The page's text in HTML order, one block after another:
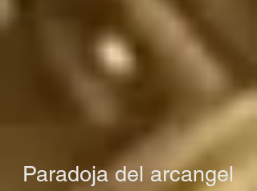
Paradoja del arcangel